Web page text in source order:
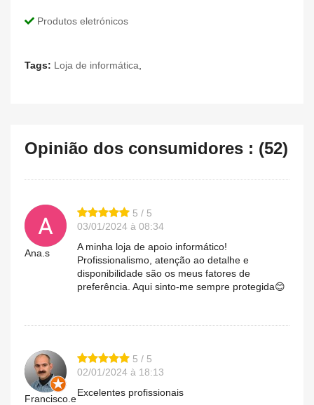
Produtos eletrónicos
Tags: Loja de informática
Opinião dos consumidores : (52)
Ana.s
5 / 5
03/01/2024 à 08:34
A minha loja de apoio informático!
Profissionalismo, atenção ao detalhe e
disponibilidade são os meus fatores de
preferência. Aqui sinto-me sempre protegida😊
Francisco.e
5 / 5
02/01/2024 à 18:13
Excelentes profissionais